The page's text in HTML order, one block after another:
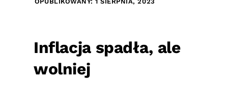
Inflacja spadła, ale
wolniej